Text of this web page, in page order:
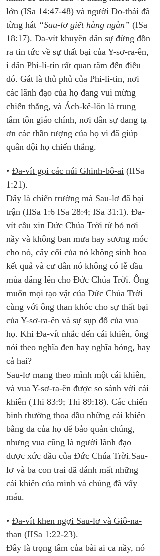
lớn (ISa 14:47-48) và người Do-thái đã
từng hát “Sau-lơ giết hàng ngàn” (ISa
18:17). Đa-vít khuyên dân sự đừng đồn
ra tin tức về sự thất bại của Y-sơ-ra-ên,
ì dân Phi-li-tin rất quan tâm đến điều
đó. Gát là thủ phủ của Phi-li-tin, nơi
các lãnh đạo của họ đang vui mừng
chiến thắng, và Ách-kê-lôn là trung
tâm tôn giáo chính, nơi dân sự đang tạ
ơn các thần tượng của họ vì đã giúp
quân đội họ chiến thắng.
• Đa-vít gọi các núi Ghinh-bô-ai (IISa
1:21).
Đây là chiến trường mà Sau-lơ đã bại
trận (IISa 1:6 ISa 28:4; ISa 31:1). Đa-
vít cầu xin Đức Chúa Trời từ bỏ nơi
nầy và không ban mưa hay sương móc
cho nó, cây cối của nó không sinh hoa
kết quả và cư dân nó không có lễ đầu
mùa dâng lên cho Đức Chúa Trời. Ông
muốn mọi tạo vật của Đức Chúa Trời
cùng với ông than khóc cho sự thất bại
của Y-sơ-ra-ên và sự sụp đổ của vua
họ. Khi Đa-vít nhắc đến cái khiên, ông
nói theo nghĩa đen hay nghĩa bóng, hay
cả hai?
Sau-lơ mang theo mình một cái khiên,
và vua Y-sơ-ra-ên được so sánh với cái
khiên (Thi 83:9; Thi 89:18). Các chiến
binh thường thoa dầu những cái khiên
bằng da của họ để bảo quản chúng,
nhưng vua cũng là người lãnh đạo
được xức dầu của Đức Chúa Trời.Sau-
lơ và ba con trai đã đánh mất những
cái khiên của mình và chúng đã vấy
máu.
• Đa-vít khen ngợi Sau-lơ và Giô-na-
than (IISa 1:22-23).
Đây là trọng tâm của bài ai ca nầy, nó